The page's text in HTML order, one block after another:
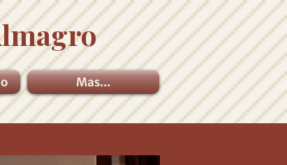
Mas...